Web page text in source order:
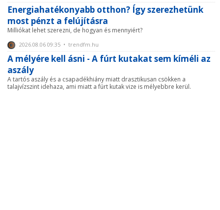
Energiahatékonyabb otthon? Így szerezhetünk
most pénzt a felújításra
Milliókat lehet szerezni, de hogyan és mennyiért?
2026.08.06 09:35 • trendfm.hu
A mélyére kell ásni - A fúrt kutakat sem kíméli az
aszály
A tartós aszály és a csapadékhiány miatt drasztikusan csökken a
talajvízszint idehaza, ami miatt a fúrt kutak vize is mélyebbre kerül.